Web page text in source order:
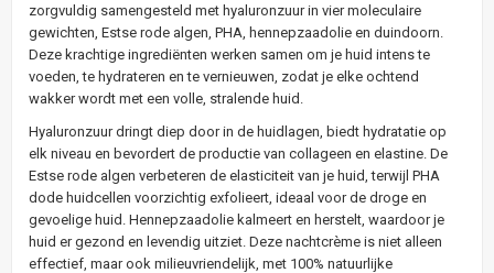
zorgvuldig samengesteld met hyaluronzuur in vier moleculaire
gewichten, Estse rode algen, PHA, hennepzaadolie en duindoorn.
Deze krachtige ingrediënten werken samen om je huid intens te
voeden, te hydrateren en te vernieuwen, zodat je elke ochtend
wakker wordt met een volle, stralende huid.
Hyaluronzuur dringt diep door in de huidlagen, biedt hydratatie op
elk niveau en bevordert de productie van collageen en elastine. De
Estse rode algen verbeteren de elasticiteit van je huid, terwijl PHA
dode huidcellen voorzichtig exfolieert, ideaal voor de droge en
gevoelige huid. Hennepzaadolie kalmeert en herstelt, waardoor je
huid er gezond en levendig uitziet. Deze nachtcrème is niet alleen
effectief, maar ook milieuvriendelijk, met 100% natuurlijke